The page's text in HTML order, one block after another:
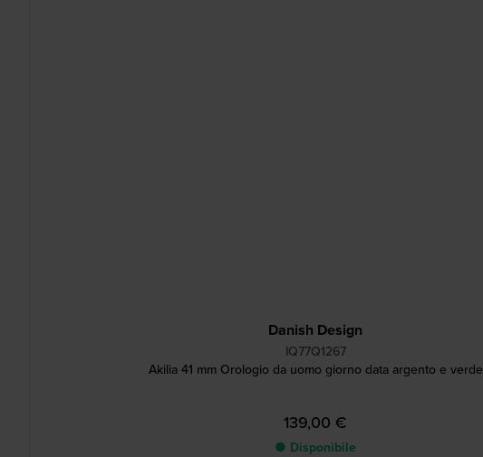
Danish Design
IQ77Q1267
Akilia 41 mm Orologio da uomo giorno data argento e verde
139,00 €
● Disponibile